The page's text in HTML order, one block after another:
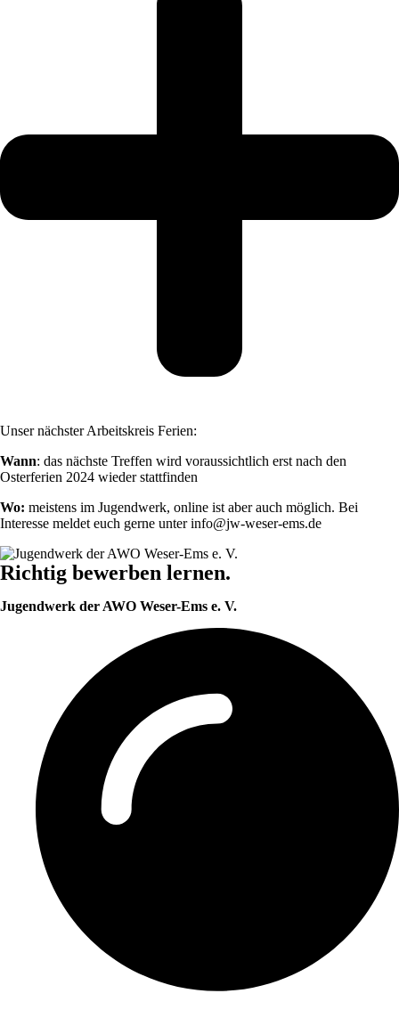
Unser nächster Arbeitskreis Ferien:
Wann: das nächste Treffen wird voraussichtlich erst nach den
Osterferien 2024 wieder stattfinden
Wo: meistens im Jugendwerk, online ist aber auch möglich. Bei
Interesse meldet euch gerne unter info@jw-weser-ems.de
Richtig bewerben lernen.
Jugendwerk der AWO Weser-Ems e. V.